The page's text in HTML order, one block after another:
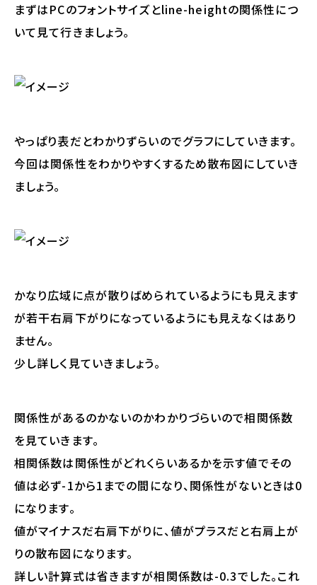
まずはPCのフォントサイズとline-heightの関係性につ
いて見て行きましょう。
やっぱり表だとわかりずらいのでグラフにしていきます。
今回は関係性をわかりやすくするため散布図にしていき
ましょう。
かなり広域に点が散りばめられているようにも見えます
が若干右肩下がりになっているようにも見えなくはあり
ません。
少し詳しく見ていきましょう。
関係性があるのかないのかわかりづらいので相関係数
を見ていきます。
相関係数は関係性がどれくらいあるかを示す値でその
値は必ず-1から1までの間になり、関係性がないときは0
になります。
値がマイナスだ右肩下がりに、値がプラスだと右肩上が
りの散布図になります。
詳しい計算式は省きますが相関係数は-0.3でした。これ